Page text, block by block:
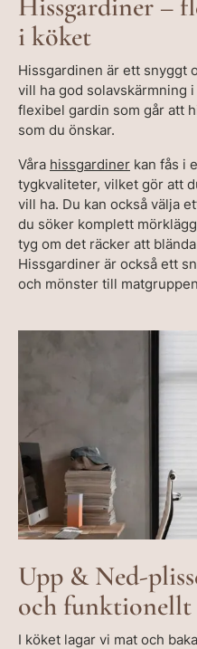
i köket
Hissgardinen är ett snyggt
vill ha god solavskärmning
flexibel gardin som går att
som du önskar.
Våra hissgardiner kan fås i
tygkvaliteter, vilket gör att
vill ha. Du kan också välja
du söker komplett
tyg om det räcker att
Hissgardiner är också ett
och mönster till
Upp & Ned-
och funktionellt
I köket lagar vi mat och